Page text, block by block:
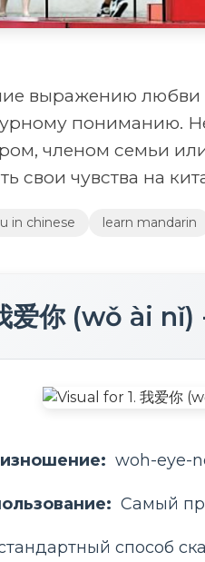
выражению любви
пониманию.
членом семьи
свои чувства на
in chinese learn mandarin
爱你 (wǒ ài
woh-eye-
Самый
способ